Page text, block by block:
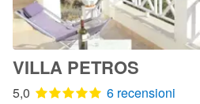
VILLA PETROS
5,0
6 recensioni